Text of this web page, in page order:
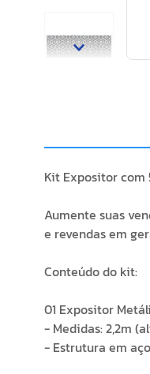
Kit Expositor com
Aumente suas
e revendas em
Conteúdo do kit:
01 Expositor
- Medidas: 2,2m
- Estrutura em